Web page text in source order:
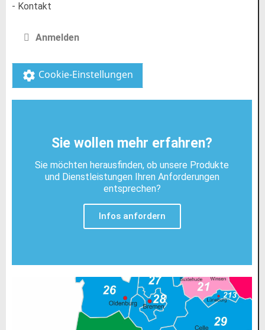
- Kontakt
Anmelden
settings Cookie-Einstellungen
Sie wollen mehr erfahren?
Sie möchten herausfinden, ob unsere Produkte
und Dienstleistungen Ihren Anforderungen
entsprechen?
Infos anfordern